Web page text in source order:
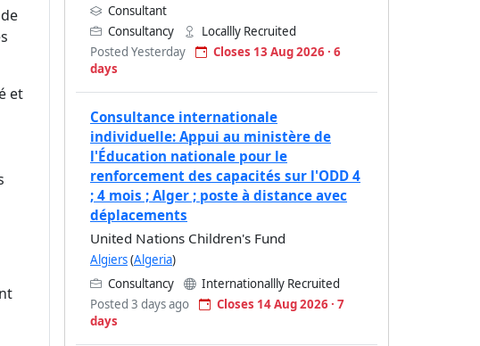
et
Consultant
Consultancy
Locallly Recruited
Posted Yesterday
Closes 13 Aug 2026 · 6
days
Consultance internationale
individuelle: Appui au ministère de
l'Éducation nationale pour le
renforcement des capacités sur l'ODD 4
; 4 mois ; Alger ; poste à distance avec
déplacements
United Nations Children's Fund
Algiers(Algeria)
Consultancy
Internationallly Recruited
Posted 3 days ago
Closes 14 Aug 2026 · 7
days